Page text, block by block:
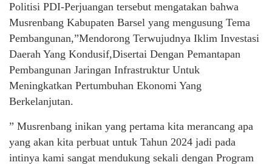
Politisi PDI-Perjuangan tersebut mengatakan bahwa
Musrenbang Kabupaten Barsel yang mengusung Tema
Pembangunan,”Mendorong Terwujudnya Iklim Investasi
Daerah Yang Kondusif,Disertai Dengan Pemantapan
Pembangunan Jaringan Infrastruktur Untuk
Meningkatkan Pertumbuhan Ekonomi Yang
Berkelanjutan.
” Musrenbang inikan yang pertama kita merancang apa
yang akan kita perbuat untuk Tahun 2024 jadi pada
intinya kami sangat mendukung sekali dengan Program